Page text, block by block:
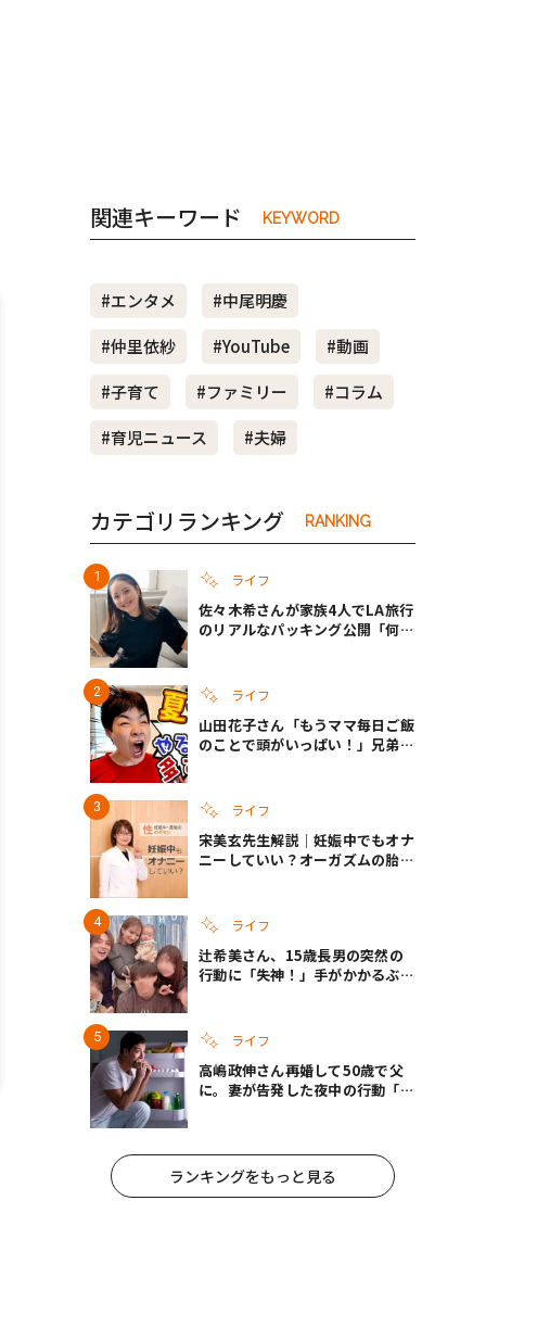
関連キーワード KEYWORD
#エンタメ
#中尾明慶
#仲里依紗
#YouTube
#動画
#子育て
#ファミリー
#コラム
#育児ニュース
#夫婦
カテゴリランキング RANKING
ライフ
佐々木希さんが家族4人でLA旅行
のリアルなパッキング公開「何が
ライフ
山田花子さん「もうママ毎日ご飯
のことで頭がいっぱい！」兄弟夏
ライフ
宋美玄先生解説｜妊娠中でもオナ
ニーしていい？オーガズムの胎児
ライフ
辻希美さん、15歳長男の突然の
行動に「失神！」手がかかるぶん
ライフ
高嶋政伸さん再婚して50歳で父
に。妻が告発した夜中の行動「こ
ランキングをもっと見る